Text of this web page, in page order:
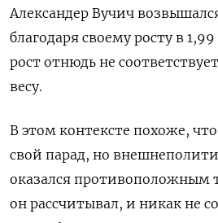
Александер Вучич
благодаря своему росту в
рост отнюдь не
весу.
В этом контексте похоже,
свой парад, но
оказался противоположным
он рассчитывал, и никак не